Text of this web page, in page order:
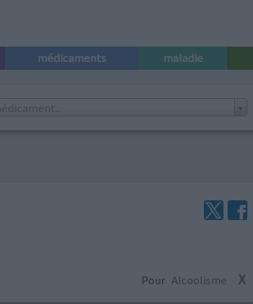
médicaments maladie
Pour Alcoolisme X